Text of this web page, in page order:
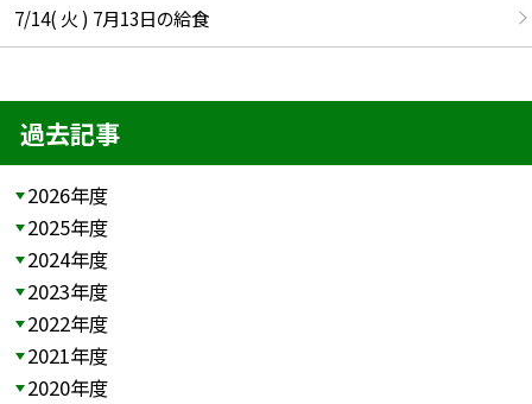
7/14( 火 ) 7月13日の給食
過去記事
2026年度
2025年度
2024年度
2023年度
2022年度
2021年度
2020年度